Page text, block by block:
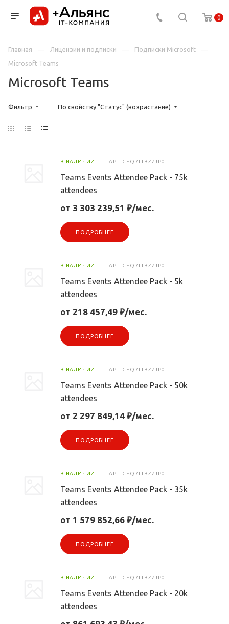
0
Главная Лицензии и подписки
Подписки Microsoft
Microsoft Teams
Microsoft Teams
Фильтр По свойству "Статус" (возрастание)
В НАЛИЧИИ АРТ. CFQ7TTBZZJP0
Teams Events Attendee Pack - 75k
attendees
от 3 303 239,51 ₽/мес.
ПОДРОБНЕЕ
В НАЛИЧИИ АРТ. CFQ7TTBZZJP0
Teams Events Attendee Pack - 5k
attendees
от 218 457,49 ₽/мес.
ПОДРОБНЕЕ
В НАЛИЧИИ АРТ. CFQ7TTBZZJP0
Teams Events Attendee Pack - 50k
attendees
от 2 297 849,14 ₽/мес.
ПОДРОБНЕЕ
В НАЛИЧИИ АРТ. CFQ7TTBZZJP0
Teams Events Attendee Pack - 35k
attendees
от 1 579 852,66 ₽/мес.
ПОДРОБНЕЕ
В НАЛИЧИИ АРТ. CFQ7TTBZZJP0
Teams Events Attendee Pack - 20k
attendees